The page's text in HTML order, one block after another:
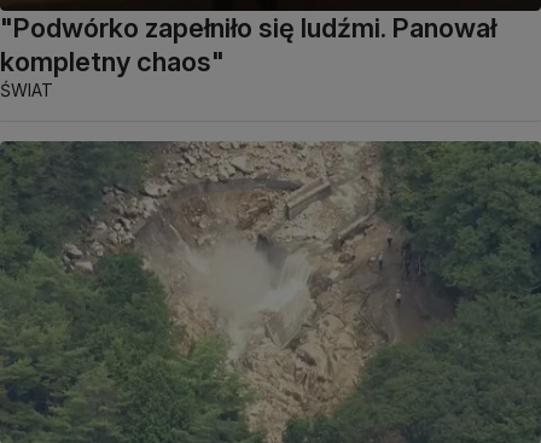
"Podwórko zapełniło się ludźmi. Panował
kompletny chaos"
ŚWIAT